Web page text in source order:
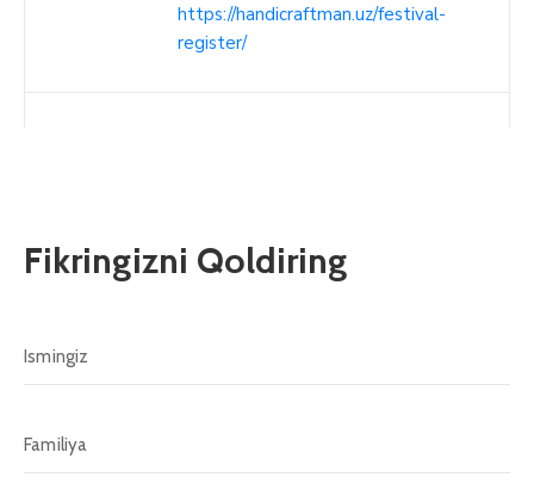
https://handicraftman.uz/festival-
register/
Fikringizni Qoldiring